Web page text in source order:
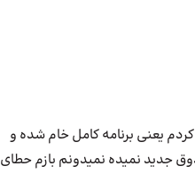
یعنی برنامه کامل خام شده و
جدید نمیده نمیدونم بازم حطای